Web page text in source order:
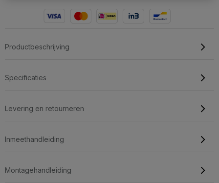
Productbeschrijving
Specificaties
Levering en retourneren
Inmeethandleiding
Montagehandleiding